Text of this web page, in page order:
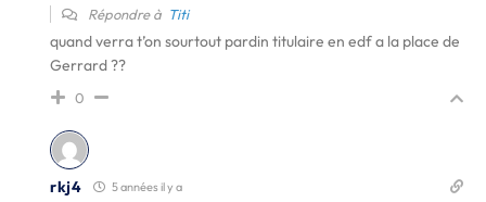
Répondre à Titi
quand verra t’on sourtout pardin titulaire en edf a la place de
Gerrard ??
0
rkj4 5 années il y a